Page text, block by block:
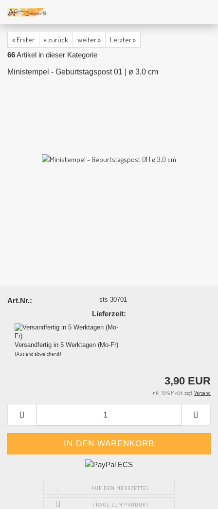
« Erster « zurück weiter » Letzter »
66Artikel in dieser Kategorie
Ministempel - Geburtstagspost 01 | ø 3,0 cm
Art.Nr.: sts-30701
Lieferzeit:
Versandfertig in 5 Werktagen (Mo-Fr)
(Ausland abweichend)
3,90 EUR
inkl. 19% MwSt. zzgl.Versand
AUF DEN MERKZETTEL
FRAGE ZUM PRODUKT